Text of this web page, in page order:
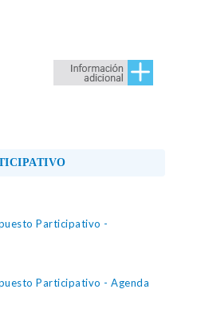
Participativo -
Participativo - Agenda